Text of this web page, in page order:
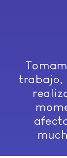
trabajo,